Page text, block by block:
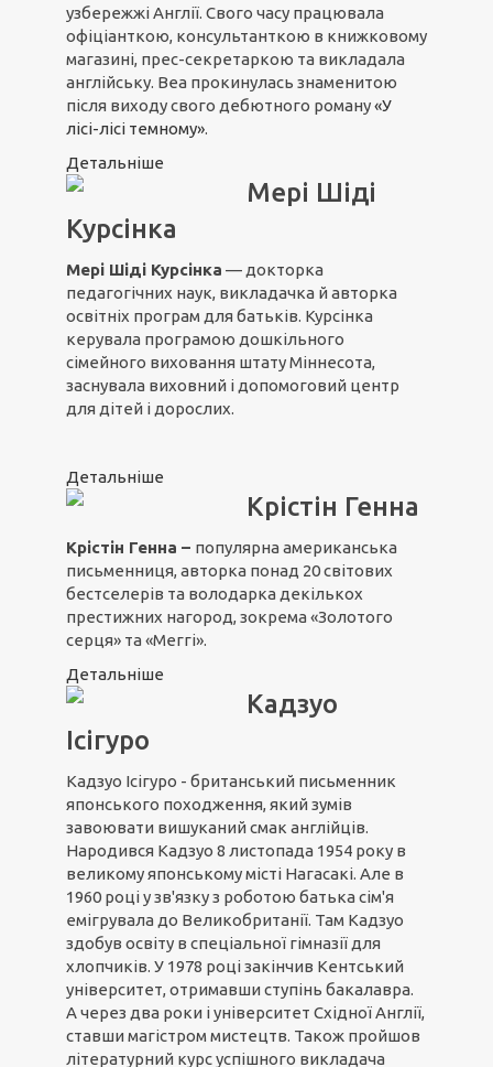
узбережжі Англії. Свого часу працювала
офіціанткою, консультанткою в книжковому
магазині, прес-секретаркою та викладала
англійську. Веа прокинулась знаменитою
після виходу свого дебютного роману«У
лісі-лісі темному».
Детальніше
Мері Шіді
Курсінка
Мері Шіді Курсінка — докторка
педагогічних наук, викладачка й авторка
освітніх програм для батьків. Курсінка
керувала програмою дошкільного
сімейного виховання штату Міннесота,
заснувала виховний і допомоговий центр
для дітей і дорослих.
Детальніше
Крістін Генна
Крістін Генна – популярна американська
письменниця, авторка понад 20 світових
бестселерів та володарка декількох
престижних нагород, зокрема «Золотого
серця» та «Меггі».
Детальніше
Кадзуо
Ісігуро
Кадзуо Ісігуро - британський письменник
японського походження, який зумів
завоювати вишуканий смак англійців.
Народився Кадзуо 8 листопада 1954 року в
великому японському місті Нагасакі. Але в
1960 році у зв'язку з роботою батька сім'я
емігрувала до Великобританії. Там Кадзуо
здобув освіту в спеціальної гімназії для
хлопчиків. У 1978 році закінчив Кентський
університет, отримавши ступінь бакалавра.
А через два роки і університет Східної Англії,
ставши магістром мистецтв. Також пройшов
літературний курс успішного викладача